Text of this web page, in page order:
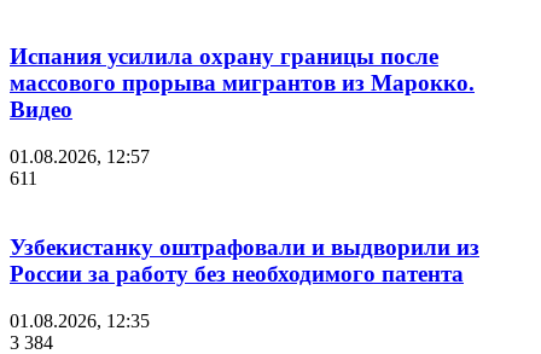
Испания усилила охрану границы после
массового прорыва мигрантов из Марокко.
Видео
01.08.2026, 12:57
611
Узбекистанку оштрафовали и выдворили из
России за работу без необходимого патента
01.08.2026, 12:35
3 384